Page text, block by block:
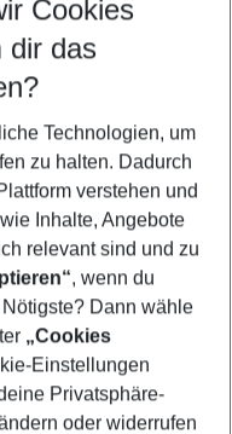
Cookies
dir das
Technologien, um
zu halten. Dadurch
verstehen und
Inhalte, Angebote
relevant sind und zu
, wenn du
Dann wähle
„Cookies
Einstellungen
Privatsphäre-
oder widerrufen